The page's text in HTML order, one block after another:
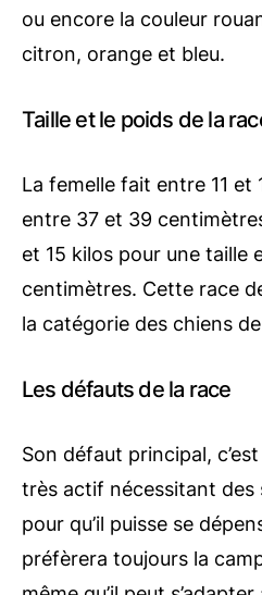
ou encore la couleur
citron, orange et bleu.
Taille et le poids de la
La femelle fait entre 11 et
entre 37 et 39
et 15 kilos pour une taille
centimètres. Cette race
la catégorie des chiens
Les défauts de la race
Son défaut principal, c’est
très actif nécessitant des
pour qu’il puisse se
préfèrera toujours la